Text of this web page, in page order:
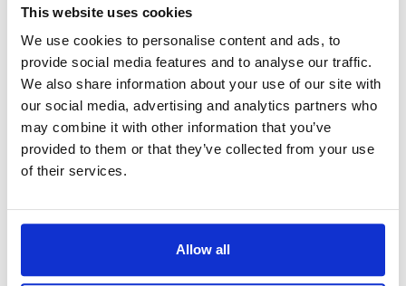
This website uses cookies
We use cookies to personalise content and ads, to
provide social media features and to analyse our traffic.
We also share information about your use of our site with
our social media, advertising and analytics partners who
may combine it with other information that you’ve
provided to them or that they’ve collected from your use
of their services.
Allow all
eine hohe Bandbreite auch eine hohe
Internetgeschwindigkeit bedeutet. Streng
genommen heißt dies aber, dass unter
diesen Voraussetzungen der ungestörte
Frequenzbereich eines Signalträgers
verhältnismäßig groß ist und deshalb eine
verlustfreie Datenübertragung
stattfinden kann. Da bei einer hohen
gleichzeitig übertragen werden können,
macht sich dies auch in Form einer
höheren Geschwindigkeit des Internets
bemerkbar und so können beispielsweise